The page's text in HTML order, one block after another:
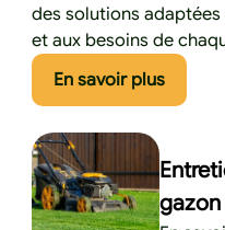
des solutions
et aux besoins de
En savoir plus
gazon